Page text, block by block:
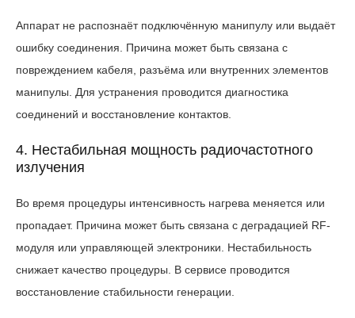
Аппарат не распознаёт подключённую манипулу или выдаёт
ошибку соединения. Причина может быть связана с
повреждением кабеля, разъёма или внутренних элементов
манипулы. Для устранения проводится диагностика
соединений и восстановление контактов.
4. Нестабильная мощность радиочастотного
излучения
Во время процедуры интенсивность нагрева меняется или
пропадает. Причина может быть связана с деградацией RF-
модуля или управляющей электроники. Нестабильность
снижает качество процедуры. В сервисе проводится
восстановление стабильности генерации.